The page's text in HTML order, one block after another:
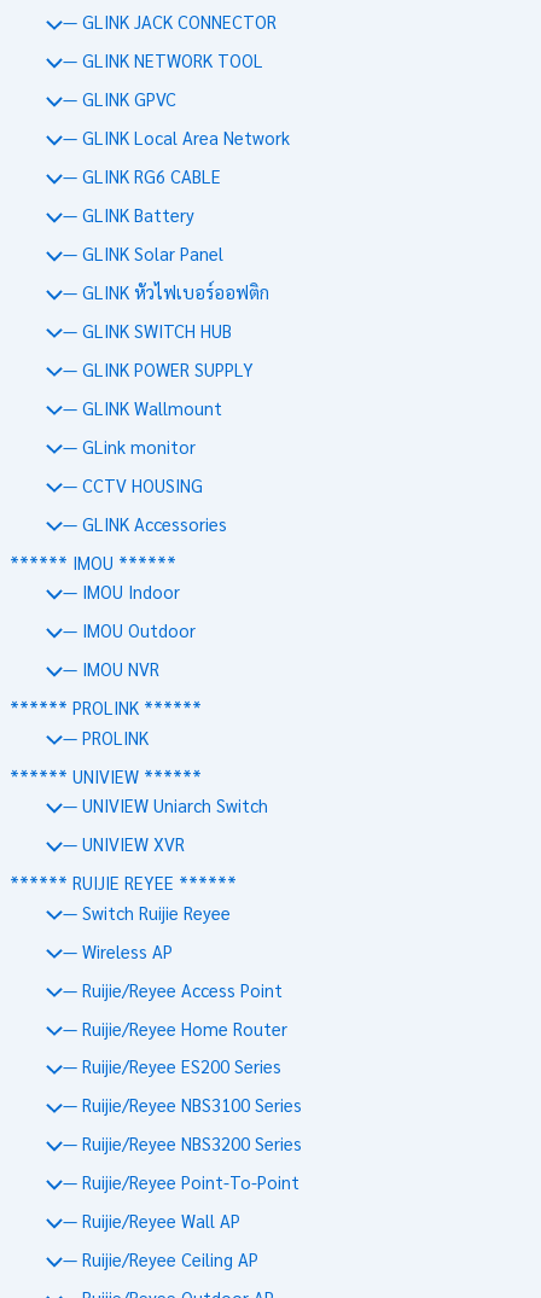
— GLINK JACK CONNECTOR
— GLINK NETWORK TOOL
— GLINK GPVC
— GLINK Local Area Network
— GLINK RG6 CABLE
— GLINK Battery
— GLINK Solar Panel
— GLINK หัวไฟเบอร์ออฟติก
— GLINK SWITCH HUB
— GLINK POWER SUPPLY
— GLINK Wallmount
— GLink monitor
— CCTV HOUSING
— GLINK Accessories
****** IMOU ******
— IMOU Indoor
— IMOU Outdoor
— IMOU NVR
****** PROLINK ******
— PROLINK
****** UNIVIEW ******
— UNIVIEW Uniarch Switch
— UNIVIEW XVR
****** RUIJIE REYEE ******
— Switch Ruijie Reyee
— Wireless AP
— Ruijie/Reyee Access Point
— Ruijie/Reyee Home Router
— Ruijie/Reyee ES200 Series
— Ruijie/Reyee NBS3100 Series
— Ruijie/Reyee NBS3200 Series
— Ruijie/Reyee Point-To-Point
— Ruijie/Reyee Wall AP
— Ruijie/Reyee Ceiling AP